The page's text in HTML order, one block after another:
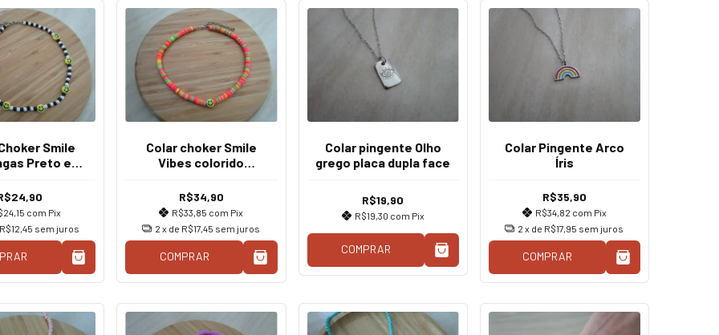
Smile
Preto e
com Pix
R$12,45 sem juros
Colar choker Smile
Vibes colorido
R$34,90
R$33,85 com Pix
2 x de R$17,45 sem juros
COMPRAR
Colar pingente Olho
grego placa dupla face
R$19,90
R$19,30 com Pix
COMPRAR
Colar Pingente Arco
Íris
R$35,90
R$34,82 com Pix
2 x de R$17,95 sem juros
COMPRAR